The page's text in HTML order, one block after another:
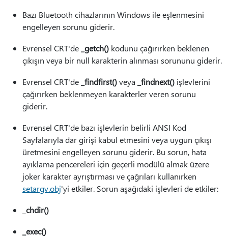
Bazı Bluetooth cihazlarının Windows ile eşlenmesini
engelleyen sorunu giderir.
Evrensel CRT'de _getch() kodunu çağırırken beklenen
çıkışın veya bir null karakterin alınması sorununu giderir.
Evrensel CRT'de _findfirst()veya _findnext() işlevlerini
çağırırken beklenmeyen karakterler veren sorunu
giderir.
Evrensel CRT'de bazı işlevlerin belirli ANSI Kod
Sayfalarıyla dar girişi kabul etmesini veya uygun çıkışı
üretmesini engelleyen sorunu giderir. Bu sorun, hata
ayıklama pencereleri için geçerli modülü almak üzere
joker karakter ayrıştırması ve çağrıları kullanırken
setargv.obj'yi etkiler. Sorun aşağıdaki işlevleri de etkiler:
chdir()
_exec()